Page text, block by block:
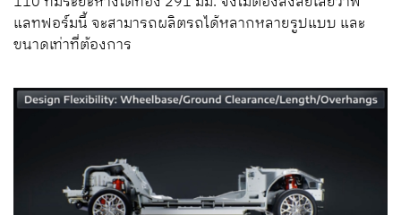
แลทฟอร์มนี้ จะสามารถผลิตรถได้หลากหลายรูปแบบ และ
ขนาดเท่าที่ต้องการ